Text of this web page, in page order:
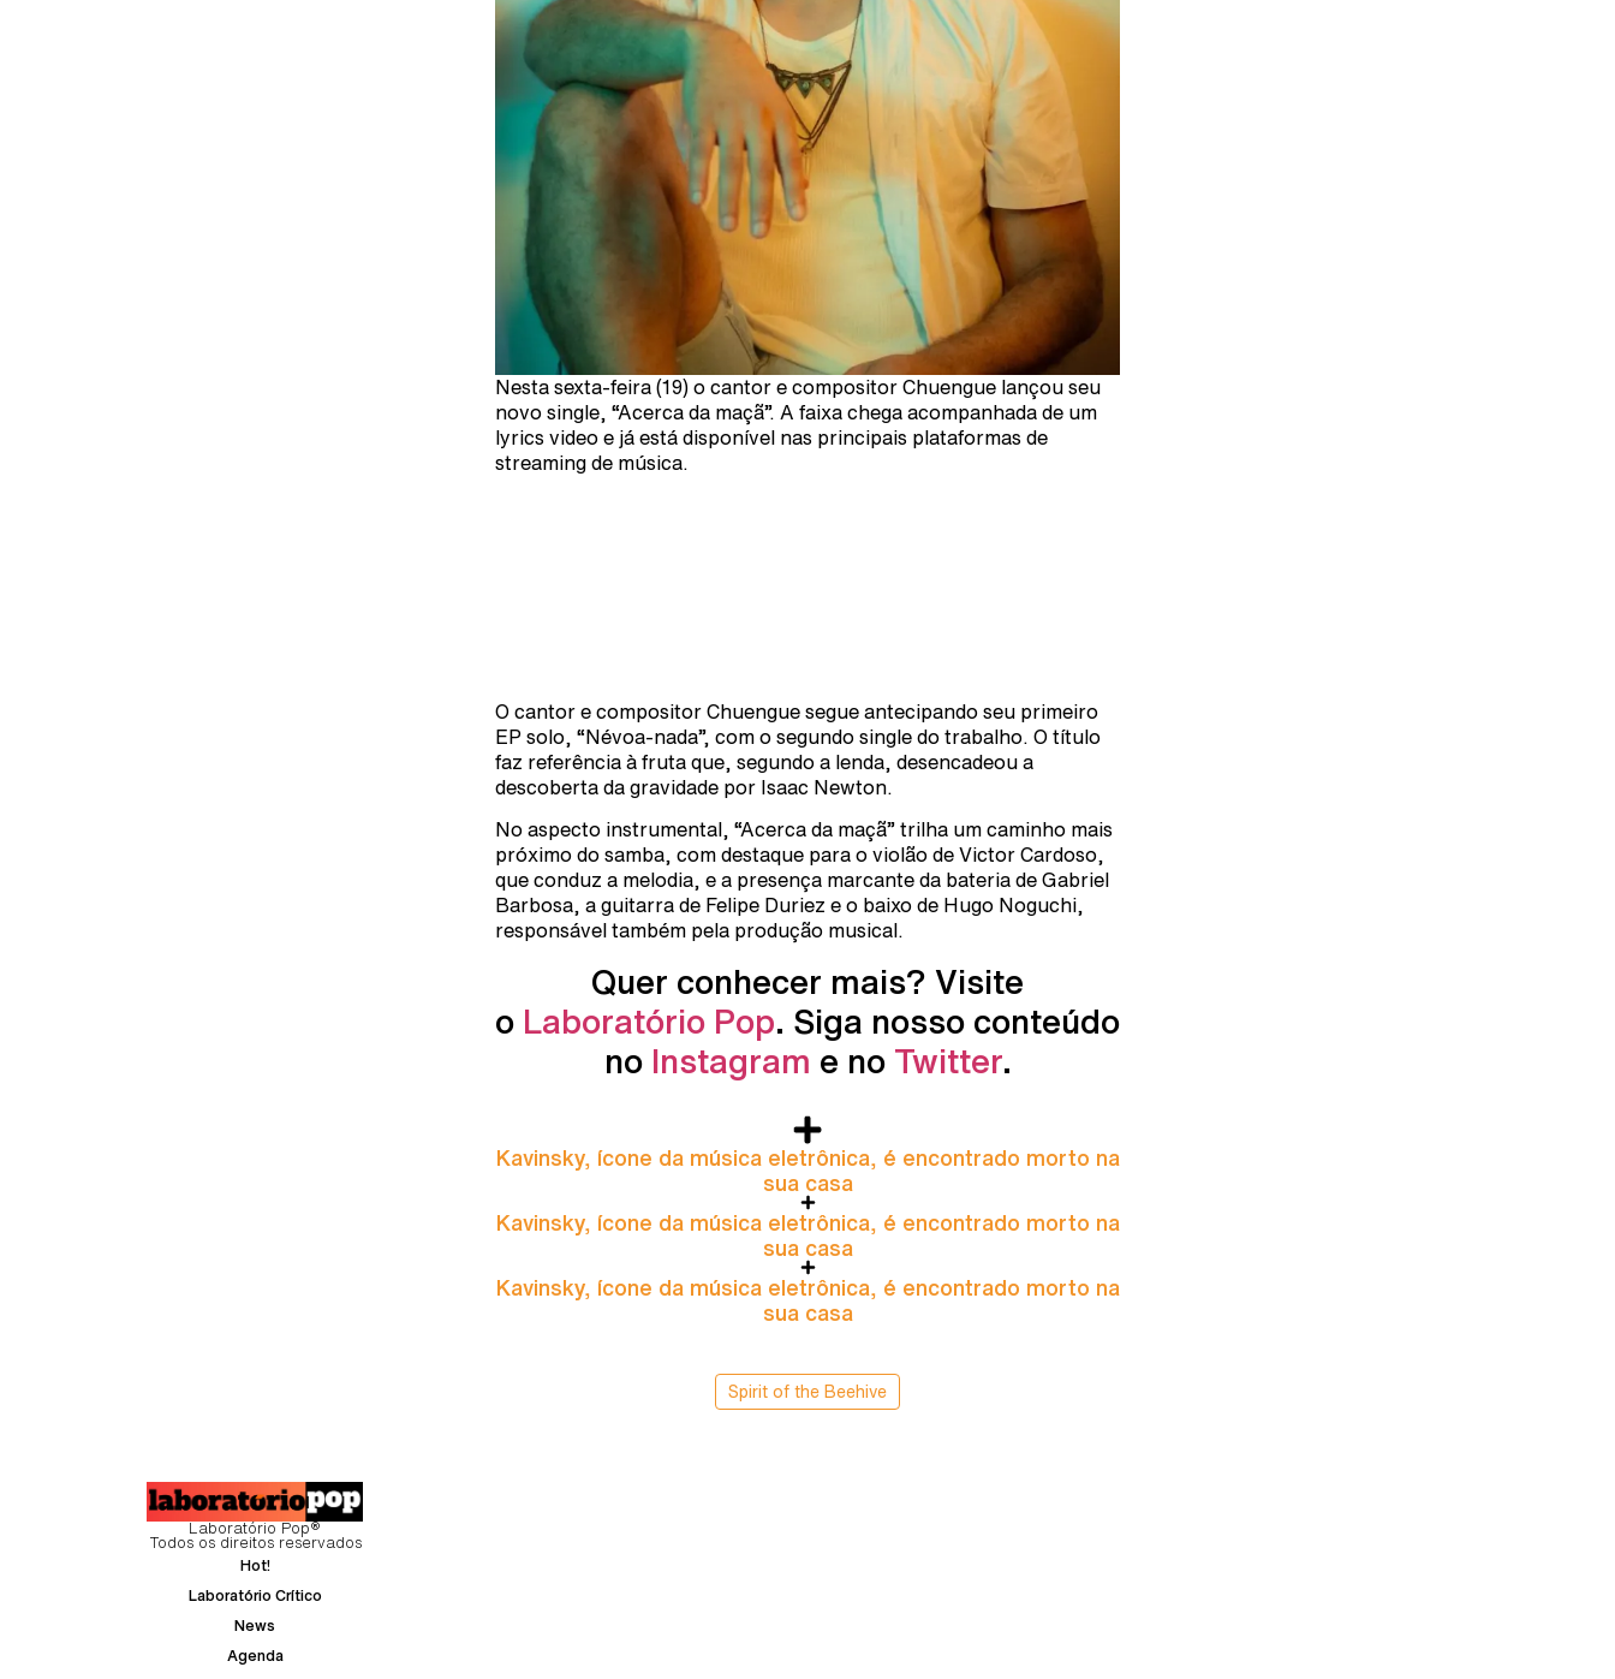
Nesta sexta-feira (19) o cantor e compositor Chuengue lançou seu
novo single, “Acerca da maçã”. A faixa chega acompanhada de um
lyrics video e já está disponível nas principais plataformas de
streaming de música.
O cantor e compositor Chuengue segue antecipando seu primeiro
EP solo, “Névoa-nada”, com o segundo single do trabalho. O título
faz referência à fruta que, segundo a lenda, desencadeou a
descoberta da gravidade por Isaac Newton.
No aspecto instrumental, “Acerca da maçã” trilha um caminho mais
próximo do samba, com destaque para o violão de Victor Cardoso,
que conduz a melodia, e a presença marcante da bateria de Gabriel
Barbosa, a guitarra de Felipe Duriez e o baixo de Hugo Noguchi,
responsável também pela produção musical.
Quer conhecer mais? Visite
o Laboratório Pop. Siga nosso conteúdo
no Instagram e no Twitter.
Kavinsky, ícone da música eletrônica, é encontrado morto na
sua casa
Kavinsky, ícone da música eletrônica, é encontrado morto na
sua casa
Kavinsky, ícone da música eletrônica, é encontrado morto na
sua casa
Spirit of the Beehive
Laboratório Pop®
Todos os direitos reservados
Hot!
Laboratório Crítico
News
Agenda